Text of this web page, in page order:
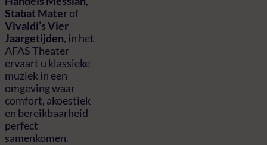
Stabat Materof
Vivaldi’s Vier
Jaargetijden, in het
AFAS Theater
ervaart u klassieke
muziek in een
omgeving waar
comfort, akoestiek
en bereikbaarheid
perfect
samenkomen.